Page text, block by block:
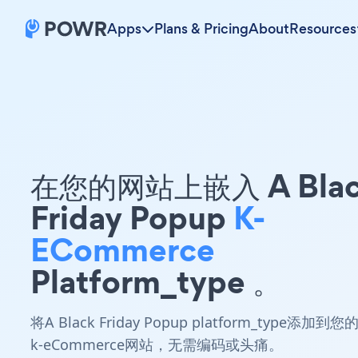
Apps Plans & PricingAboutResources
在您的网站上嵌入 A
Friday PopupK-
ECommerce
Platform_type 。
将A Black Friday Popup platform_type添加到您的
k-eCommerce网站，无需编码或头痛。